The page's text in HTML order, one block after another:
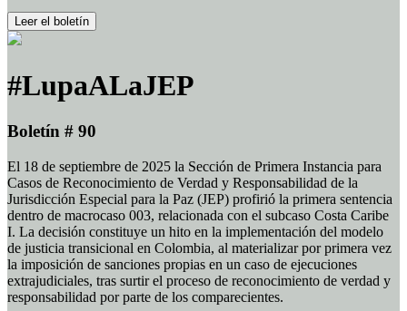
Leer el boletín
#LupaALaJEP
Boletín # 90
El 18 de septiembre de 2025 la Sección de Primera Instancia para
Casos de Reconocimiento de Verdad y Responsabilidad de la
Jurisdicción Especial para la Paz (JEP) profirió la primera sentencia
dentro de macrocaso 003, relacionada con el subcaso Costa Caribe
I. La decisión constituye un hito en la implementación del modelo
de justicia transicional en Colombia, al materializar por primera vez
la imposición de sanciones propias en un caso de ejecuciones
extrajudiciales, tras surtir el proceso de reconocimiento de verdad y
responsabilidad por parte de los comparecientes.